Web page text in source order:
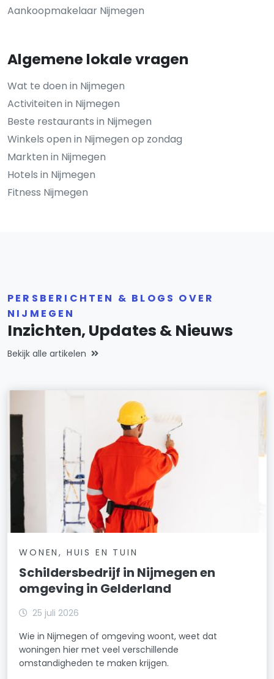
Aankoopmakelaar Nijmegen
Algemene lokale vragen
Wat te doen in Nijmegen
Activiteiten in Nijmegen
Beste restaurants in Nijmegen
Winkels open in Nijmegen op zondag
Markten in Nijmegen
Hotels in Nijmegen
Fitness Nijmegen
PERSBERICHTEN & BLOGS OVER
NIJMEGEN
Inzichten, Updates & Nieuws
Bekijk alle artikelen
WONEN, HUIS EN TUIN
Schildersbedrijf in Nijmegen en
omgeving in Gelderland
25 juli 2026
Wie in Nijmegen of omgeving woont, weet dat
woningen hier met veel verschillende
omstandigheden te maken krijgen.